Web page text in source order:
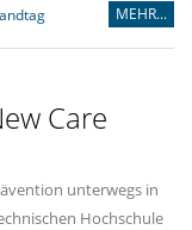
MEHR...
Care
unterwegs in
Hochschule